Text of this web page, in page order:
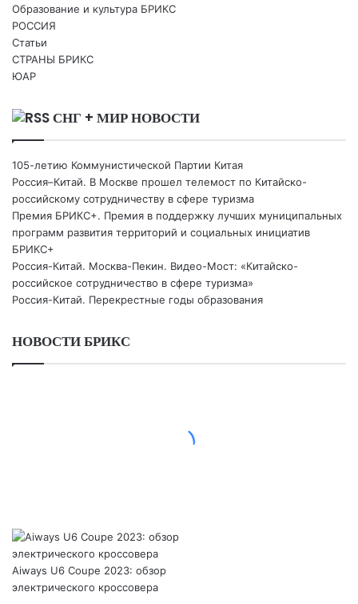
Образование и культура БРИКС
РОССИЯ
Статьи
СТРАНЫ БРИКС
ЮАР
СНГ + МИР НОВОСТИ
105-летию Коммунистической Партии Китая
Россия–Китай. В Москве прошел телемост по Китайско-
российскому сотрудничеству в сфере туризма
Премия БРИКС+. Премия в поддержку лучших муниципальных
программ развития территорий и социальных инициатив
БРИКС+
Россия-Китай. Москва-Пекин. Видео-Мост: «Китайско-
российское сотрудничество в сфере туризма»
Россия-Китай. Перекрестные годы образования
НОВОСТИ БРИКС
Aiways U6 Coupe 2023: обзор
электрического кроссовера